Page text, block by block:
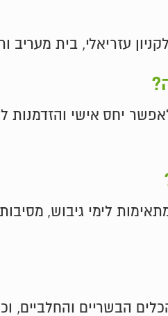
הפתוחות לקהל הרחב הוא 20, וזאת על מנת לאפשר
לימי גיבוש, מסיבות
הבשריים והחלביים,